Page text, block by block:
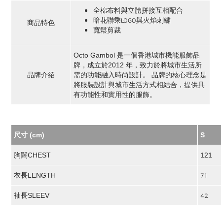
商品特色
全棉布料與立體拼接互相配合
暗花聯乘LOGO與火焰刺繡
寬鬆剪裁
品牌介紹
Octo Gambol 是一個香港城市機能服飾品
牌，成立於2012 年，致力於將城市生活所
需的功能融入時尚設計。 品牌的核心理念是
將服裝設計與城市生活方式相結合，提供具
有功能性和實用性的服飾。
尺寸 (cm) S
胸闊CHEST 121
衣長LENGTH 71
袖長SLEEV 42